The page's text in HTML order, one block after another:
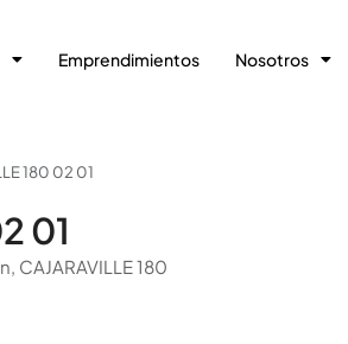
Emprendimientos Nosotros
180 02 01
01
CAJARAVILLE 180